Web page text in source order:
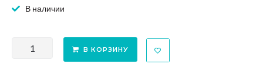
В наличии
В КОРЗИНУ